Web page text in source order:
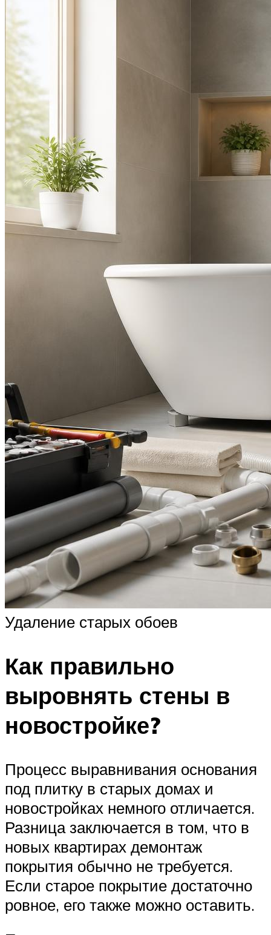
Удаление старых обоев
Как правильно
выровнять стены в
новостройке?
Процесс выравнивания основания
под плитку в старых домах и
новостройках немного отличается.
Разница заключается в том, что в
новых квартирах демонтаж
покрытия обычно не требуется.
Если старое покрытие достаточно
ровное, его также можно оставить.